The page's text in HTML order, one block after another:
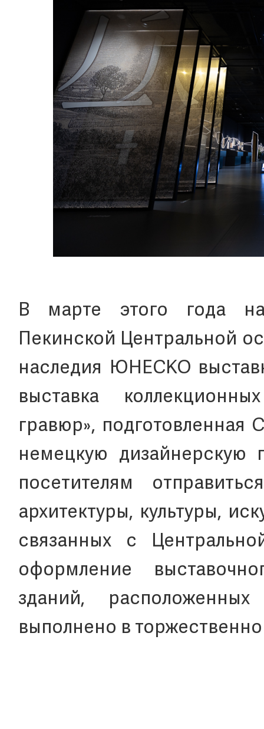
В марте этого года
Пекинской Центральной
наследия ЮНЕСКО
выставка
гравюр», подготовленная
немецкую дизайнерскую
посетителям
архитектуры, культуры,
связанных с
оформление
зданий,
выполнено в